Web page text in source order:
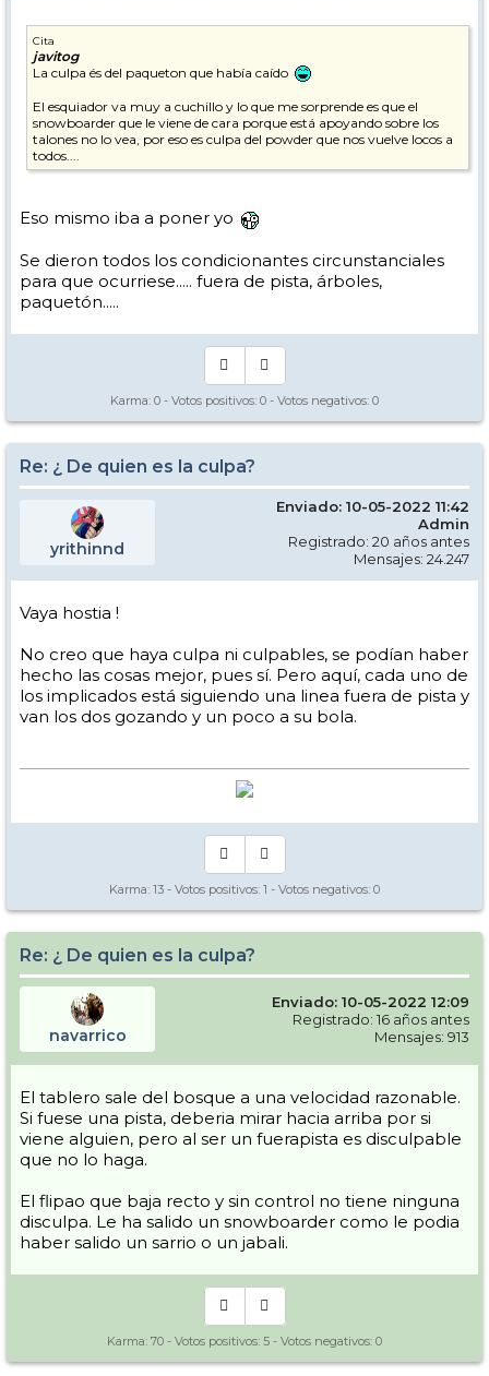
Cita
javitog
La culpa és del paqueton que había caído
El esquiador va muy a cuchillo y lo que me sorprende es que el
snowboarder que le viene de cara porque está apoyando sobre los
talones no lo vea, por eso es culpa del powder que nos vuelve locos a
todos....
Eso mismo iba a poner yo
Se dieron todos los condicionantes circunstanciales
para que ocurriese..... fuera de pista, árboles,
paquetón.....
Karma: 0 - Votos positivos: 0 - Votos negativos: 0
Re: ¿ De quien es la culpa?
yrithinnd
Enviado: 10-05-2022 11:42
Admin
Registrado: 20 años antes
Mensajes: 24.247
Vaya hostia !
No creo que haya culpa ni culpables, se podían haber
hecho las cosas mejor, pues sí. Pero aquí, cada uno de
los implicados está siguiendo una linea fuera de pista y
van los dos gozando y un poco a su bola.
Karma: 13 - Votos positivos: 1 - Votos negativos: 0
Re: ¿ De quien es la culpa?
navarrico
Enviado: 10-05-2022 12:09
Registrado: 16 años antes
Mensajes: 913
El tablero sale del bosque a una velocidad razonable.
Si fuese una pista, deberia mirar hacia arriba por si
viene alguien, pero al ser un fuerapista es disculpable
que no lo haga.
El flipao que baja recto y sin control no tiene ninguna
disculpa. Le ha salido un snowboarder como le podia
haber salido un sarrio o un jabali.
Karma: 70 - Votos positivos: 5 - Votos negativos: 0